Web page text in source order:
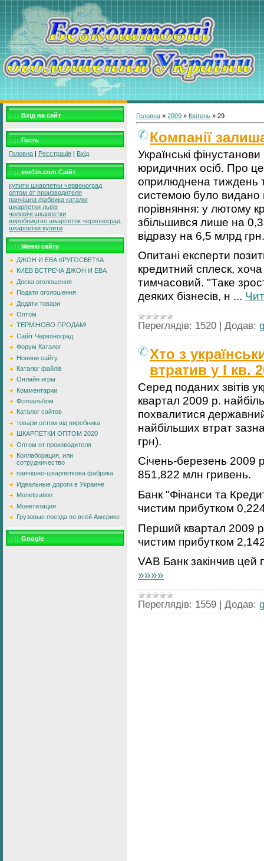
Вхід на сайт
Гость
Головна | Реєстрація | Вхід
eve1in.com Саїйт
купити шкарпетки червоноград
оптом от производителя
панчішна фабрика каталог
шкарпетки львів
чоловічі шкарпетки
виробництво шкарпеток червоноград
шкарпетки купити
Меню сайту
ДЖОН И ЕВА КРУГОСВЕТКА
КИЕВ ВСТРЕЧА ДЖОН И ЕВА
Доска оголошення
Подати оголошення
Додати товари
Оптом
ТЕРМІНОВО ПРОДАМ!
Саїйт Червоноград
Форум Каталог
Новини сайту
Каталог файлів
Онлайн игры
Комментарии
Фотоальбом
Каталог сайтов
товари оптом від виробника
ШКАРПЕТКИ ОПТОМ 2020
Оптом от производителя
Коллаборация, или
сотрудничество
панчішно-шкарпеткова фабрика
Идеальные дороги в Украине
Monetization
Монетизация
Грузовые поезда по всей Америке
Google
Головна » 2009 » Квітень » 29
Компанії
Українські
юридичних осіб. Про
оприлюднена тиждень
системою було видано
порівняння: у лютому
збільшився лише на
відразу на 6,5 млрд грн.
Опитані експерти
кредитний сплеск,
тимчасовий. "Таке
деяких бізнесів, н ...
Переглядів: 1520 | Додав:
Хто з
втратив у І кв.
Серед поданих звітів
квартал 2009 р.
похвалитися
найбільших втрат
грн).
Січень-березень 2009
851,822 млн гривень.
Банк "Фінанси та
чистим прибутком
Перший квартал 2009
чистим прибутком
VAB Банк закінчив цей
»»»»
Переглядів: 1559 | Додав: